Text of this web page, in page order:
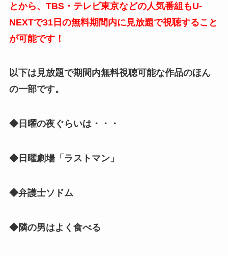
とから、TBS・テレビ東京などの人気番組もU-
NEXTで31日の無料期間内に見放題で視聴すること
が可能です！
以下は見放題で期間内無料視聴可能な作品のほん
の一部です。
◆日曜の夜ぐらいは・・・
◆日曜劇場「ラストマン」
◆弁護士ソドム
◆隣の男はよく食べる